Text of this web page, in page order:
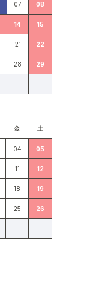
07 08
14 15
21 22
28 29
金 土
04 05
11 12
18 19
25 26